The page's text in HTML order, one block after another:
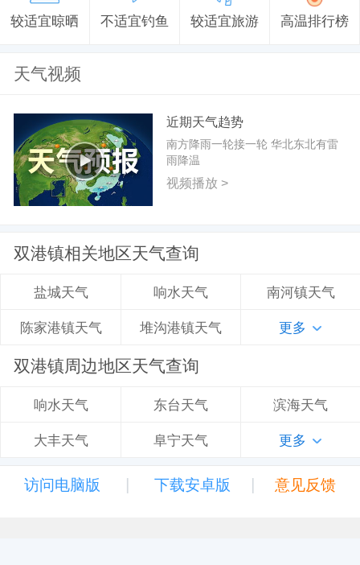
较适宜晾晒 不适宜钓鱼 较适宜旅游 高温排行榜
天气视频
近期天气趋势
南方降雨一轮接一轮 华北东北有雷
雨降温
视频播放 >
双港镇相关地区天气查询
盐城天气 响水天气 南河镇天气
陈家港镇天气 堆沟港镇天气 更多
双港镇周边地区天气查询
响水天气 东台天气 滨海天气
大丰天气 阜宁天气 更多
访问电脑版 | 下载安卓版 | 意见反馈